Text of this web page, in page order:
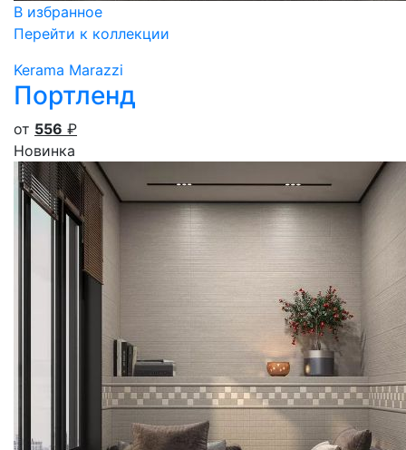
В избранное
Перейти к коллекции
Kerama Marazzi
Портленд
от 556 ₽
Новинка